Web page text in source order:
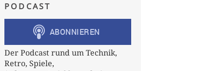
PODCAST
Der Podcast rund um Technik,
Retro, Spiele,